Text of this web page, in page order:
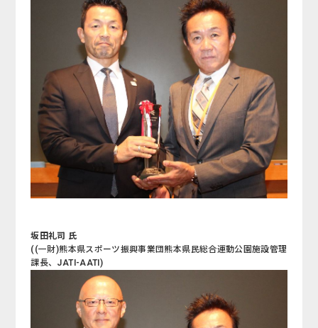
坂田礼司 氏
((一財)熊本県スポーツ振興事業団熊本県民総合運動公園施設管理
課長、JATI-AATI)